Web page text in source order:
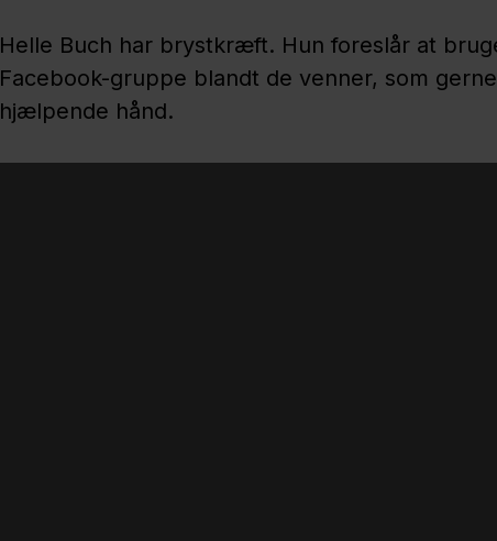
Helle Buch har brystkræft. Hun foreslår at
Facebook-gruppe blandt de venner, som
hjælpende hånd.